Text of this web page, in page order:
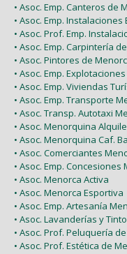
• Asoc. Emp. Canteros de
• Asoc. Emp. Instalaciones
• Asoc. Prof. Emp.
• Asoc. Emp. Carpintería
• Asoc. Pintores de
• Asoc. Emp.
• Asoc. Emp. Viviendas
• Asoc. Emp. Transporte
• Asoc. Transp. Autotaxi
• Asoc. Menorquina
• Asoc. Menorquina Caf.
• Asoc. Comerciantes
• Asoc. Emp. Concesiones
• Asoc. Menorca Activa
• Asoc. Menorca Esportiva
• Asoc. Emp. Artesanía
• Asoc. Lavanderías y
• Asoc. Prof. Peluquería
• Asoc. Prof. Estética de